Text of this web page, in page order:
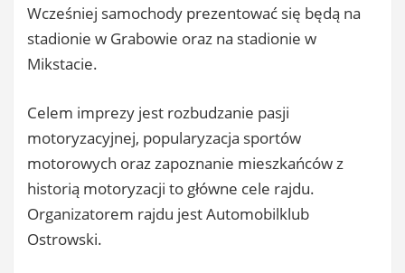
Wcześniej samochody prezentować się będą na
stadionie w Grabowie oraz na stadionie w
Mikstacie.
Celem imprezy jest rozbudzanie pasji
motoryzacyjnej, popularyzacja sportów
motorowych oraz zapoznanie mieszkańców z
historią motoryzacji to główne cele rajdu.
Organizatorem rajdu jest Automobilklub
Ostrowski.